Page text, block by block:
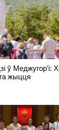
ў Меджугор’і:
жыцця